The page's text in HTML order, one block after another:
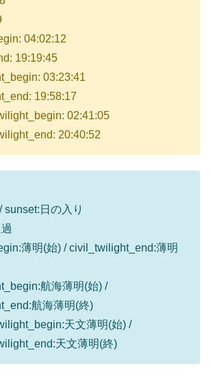
04:02:12
19:19:45
03:23:41
19:58:17
02:41:05
20:40:52
sunset:日の入り
薄明(始) / civil_twilight_end:薄明
航海薄明(始) /
航海薄明(終)
天文薄明(始) /
天文薄明(終)